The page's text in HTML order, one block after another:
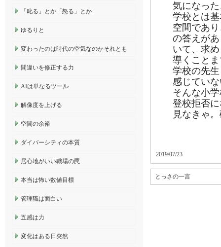
気になっ
学校とは
空間であ
の答えが
いて、求
導くこと
学校の先
感じてい
そんな小
登校拒否
見なきゃ
2019/07/23
とっさの一言
「叱る」とか「怒る」とか
ゆるりと
変わったのは時代の空気なのかそれとも
間違いを修正する力
AIは単なるツール
解像度を上げる
空間の余裕
ダイバーシティの本質
居心地がいい職場の罠
本当は怖い数値目標
管理職は面白い
五感は力
変化はある日突然